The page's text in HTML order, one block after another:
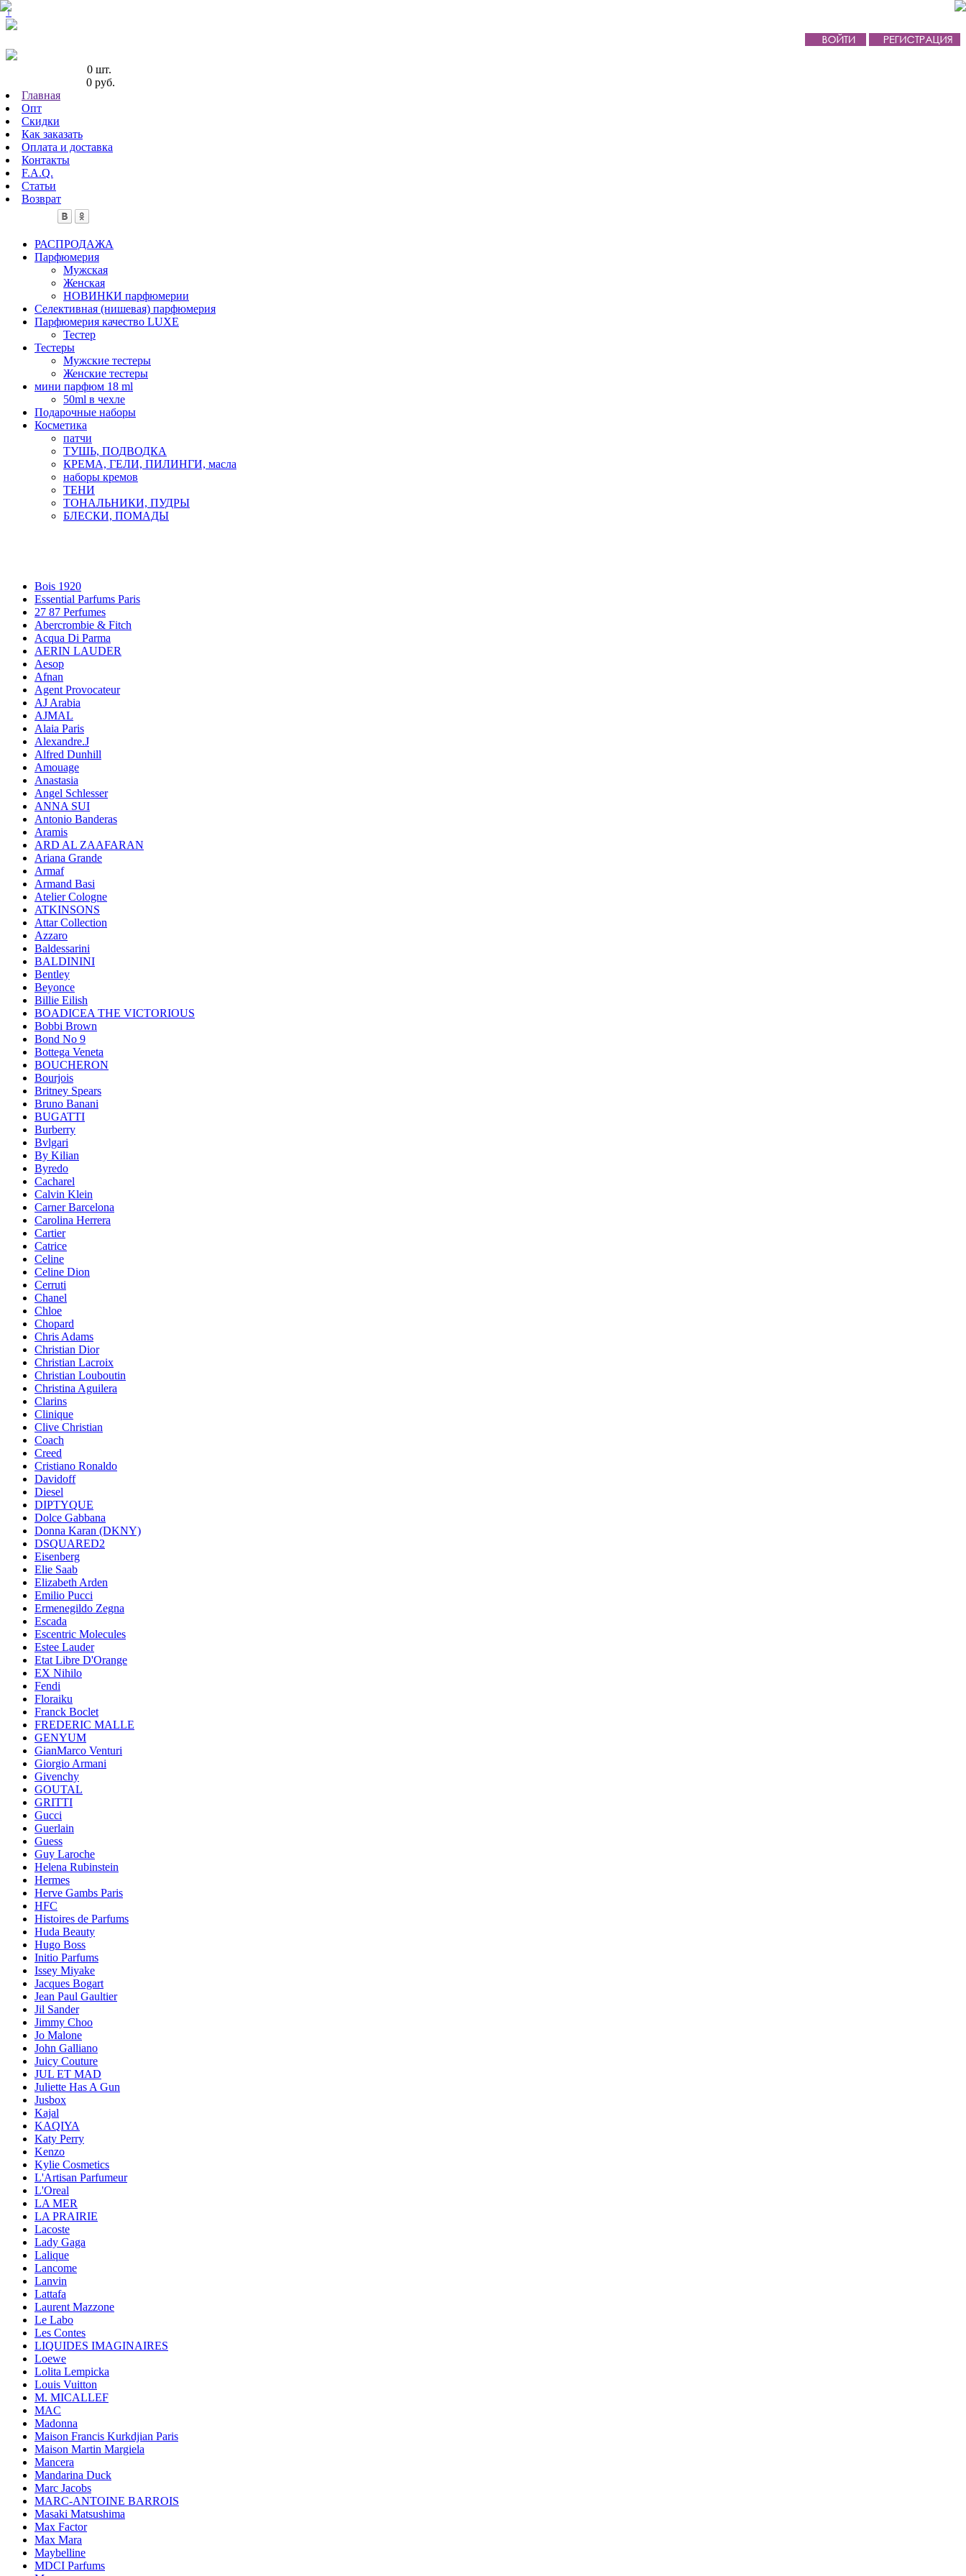
↑
0 шт.
0 руб.
Главная
Опт
Скидки
Как заказать
Оплата и доставка
Контакты
F.A.Q.
Статьи
Возврат
РАСПРОДАЖА
Парфюмерия
Мужская
Женская
НОВИНКИ парфюмерии
Селективная (нишевая) парфюмерия
Парфюмерия качество LUXE
Тестер
Тестеры
Мужские тестеры
Женские тестеры
мини парфюм 18 ml
50ml в чехле
Подарочные наборы
Косметика
патчи
ТУШЬ, ПОДВОДКА
КРЕМА, ГЕЛИ, ПИЛИНГИ, масла
наборы кремов
ТЕНИ
ТОНАЛЬНИКИ, ПУДРЫ
БЛЕСКИ, ПОМАДЫ
Bois 1920
Essential Parfums Paris
27 87 Perfumes
Abercrombie & Fitch
Acqua Di Parma
AERIN LAUDER
Aesop
Afnan
Agent Provocateur
AJ Arabia
AJMAL
Alaia Paris
Alexandre.J
Alfred Dunhill
Amouage
Anastasia
Angel Schlesser
ANNA SUI
Antonio Banderas
Aramis
ARD AL ZAAFARAN
Ariana Grande
Armaf
Armand Basi
Atelier Cologne
ATKINSONS
Attar Collection
Azzaro
Baldessarini
BALDININI
Bentley
Beyonce
Billie Eilish
BOADICEA THE VICTORIOUS
Bobbi Brown
Bond No 9
Bottega Veneta
BOUCHERON
Bourjois
Britney Spears
Bruno Banani
BUGATTI
Burberry
Bvlgari
By Kilian
Byredo
Cacharel
Calvin Klein
Carner Barcelona
Carolina Herrera
Cartier
Catrice
Celine
Celine Dion
Cerruti
Chanel
Chloe
Chopard
Chris Adams
Christian Dior
Christian Lacroix
Christian Louboutin
Christina Aguilera
Clarins
Clinique
Clive Christian
Coach
Creed
Cristiano Ronaldo
Davidoff
Diesel
DIPTYQUE
Dolce Gabbana
Donna Karan (DKNY)
DSQUARED2
Eisenberg
Elie Saab
Elizabeth Arden
Emilio Pucci
Ermenegildo Zegna
Escada
Escentric Molecules
Estee Lauder
Etat Libre D'Orange
EX Nihilo
Fendi
Floraiku
Franck Boclet
FREDERIC MALLE
GENYUM
GianMarco Venturi
Giorgio Armani
Givenchy
GOUTAL
GRITTI
Gucci
Guerlain
Guess
Guy Laroche
Helena Rubinstein
Hermes
Herve Gambs Paris
HFC
Histoires de Parfums
Huda Beauty
Hugo Boss
Initio Parfums
Issey Miyake
Jacques Bogart
Jean Paul Gaultier
Jil Sander
Jimmy Choo
Jo Malone
John Galliano
Juicy Couture
JUL ET MAD
Juliette Has A Gun
Jusbox
Kajal
KAQIYA
Katy Perry
Kenzo
Kylie Cosmetics
L'Artisan Parfumeur
L'Oreal
LA MER
LA PRAIRIE
Lacoste
Lady Gaga
Lalique
Lancome
Lanvin
Lattafa
Laurent Mazzone
Le Labo
Les Contes
LIQUIDES IMAGINAIRES
Loewe
Lolita Lempicka
Louis Vuitton
M. MICALLEF
MAC
Madonna
Maison Francis Kurkdjian Paris
Maison Martin Margiela
Mancera
Mandarina Duck
Marc Jacobs
MARC-ANTOINE BARROIS
Masaki Matsushima
Max Factor
Max Mara
Maybelline
MDCI Parfums